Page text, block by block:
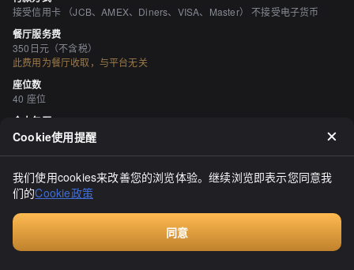
接受信用卡 （JCB、AMEX、Diners、VISA、Master） 不接受电子货币
餐厅服务费
350日元（不含税）
此费用为餐厅收取，与平台无关
座位数
40 座位
个人包厢
无
吸烟与禁烟
所有座位均可吸烟 《被动吸烟对策法》（修订后的健康促进法）自2020年4
月1日起生效，可能与最新信息有所不同，因此请在访问商店之前与商店确
认。
停车场
空间与设备
Cookie使用提醒
我们使用cookies来改善您的浏览体验。继续浏览即表示您同意我
们的Cookie政策
同意